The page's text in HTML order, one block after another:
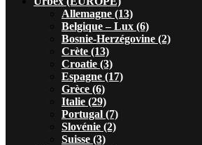
Allemagne (13)
Belgique – Lux (6)
Bosnie-Herzégovine (2)
Crète (13)
Croatie (3)
Espagne (17)
Grèce (6)
Italie (29)
Portugal (7)
Slovénie (2)
Suisse (3)